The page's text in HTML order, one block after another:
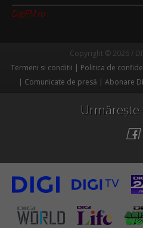
DigiFM.ro
Copyright © 2026 /
Termeni si conditii
Politica de
Comunicate de presă
Abonare